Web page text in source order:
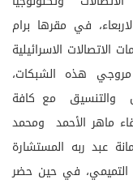
في مقرها برام
الاسرائيلية
هذه الشبكات،
والتنسيق مع كافة
ماهر الأحمد ومحمد
عبد ربه المستشارة
التميمي، في حين حضر